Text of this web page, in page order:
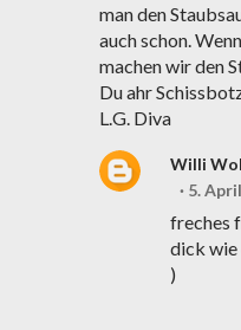
man den
auch schon.
machen wir den
Du ahr
L.G. Diva
Willi
5.
freches
dick wie
)